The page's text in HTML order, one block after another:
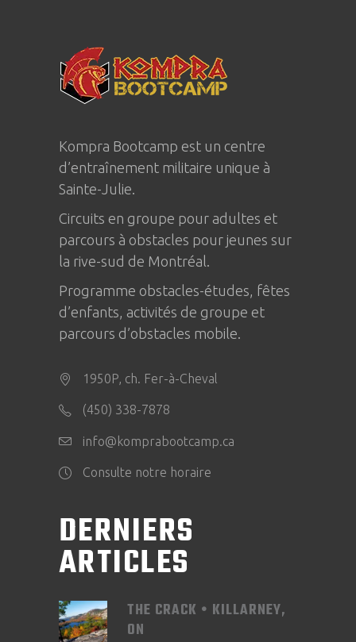
Kompra Bootcamp est un centre
d’entraînement militaire unique à
Sainte-Julie
Circuits en groupe pour adultes et
parcours à obstacles pour jeunes sur
la rive-sud de Montréal.
Programme obstacles-études, fêtes
d’enfants, activités de groupe et
parcours d’obstacles mobile.
1950P, ch. Fer-à-Cheval
(450) 338-7878
info@komprabootcamp.ca
Consulte notre horaire
DERNIERS
ARTICLES
THE CRACK • KILLARNEY,
ON